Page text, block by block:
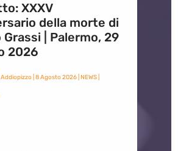
XXXV
della morte di
Grassi | Palermo, 29
2026
| 8 Agosto 2026| NEWS|